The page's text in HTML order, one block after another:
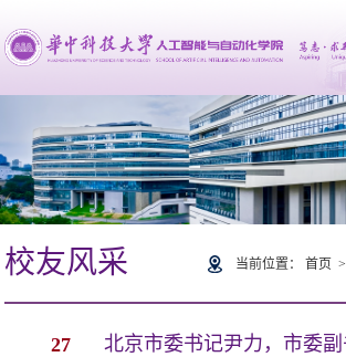
校友风采 当前位置： 首页>
27